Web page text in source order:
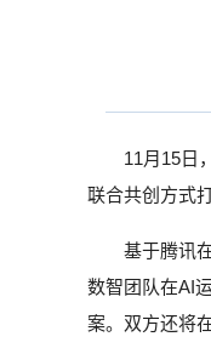
11月15日
联合共创方式
基于腾讯
数智团队在AI
案。双方还将